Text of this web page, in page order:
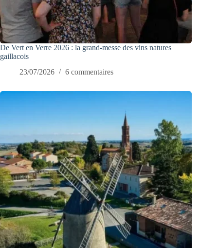
De Vert en Verre 2026 : la grand-messe des vins natures
gaillacois
23/07/2026
6 commentaires